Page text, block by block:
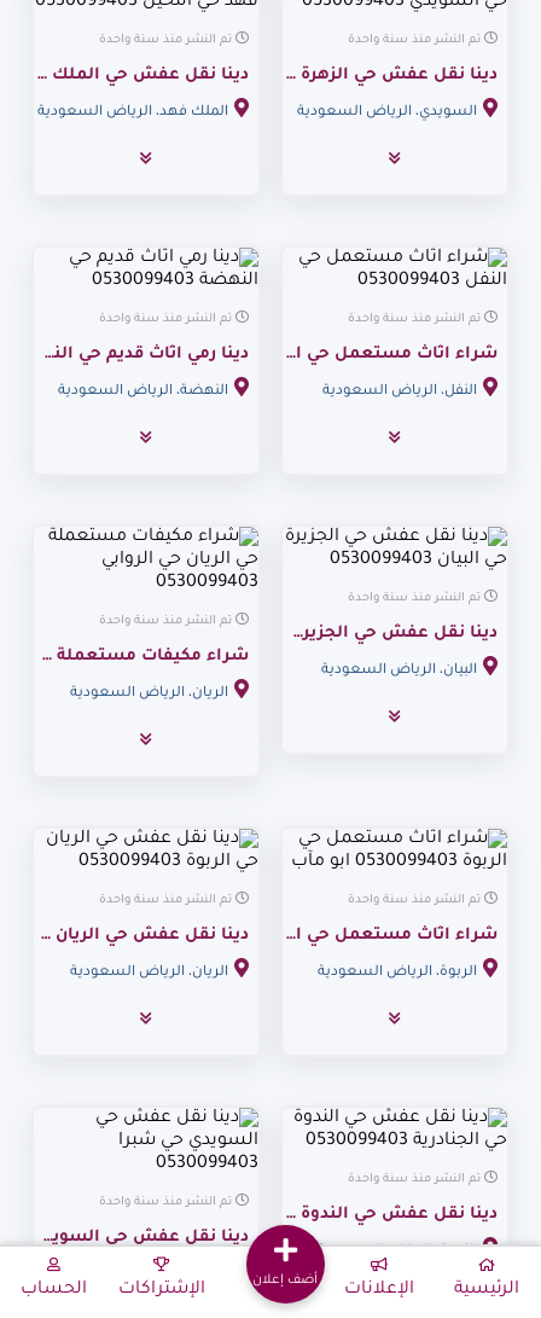
تم النشر منذ سنة واحدة
دينا نقل عفش حي الزهرة حي السويدي 0530099403
السويدي، الرياض السعودية
تم النشر منذ سنة واحدة
دينا نقل عفش حي الملك فهد حي النخيل 0530099403
الملك فهد، الرياض السعودية
تم النشر منذ سنة واحدة
شراء اثاث مستعمل حي النفل 0530099403
النفل، الرياض السعودية
تم النشر منذ سنة واحدة
دينا رمي اثاث قديم حي النهضة 0530099403
النهضة، الرياض السعودية
تم النشر منذ سنة واحدة
دينا نقل عفش حي الجزيرة حي البيان 0530099403
البيان، الرياض السعودية
تم النشر منذ سنة واحدة
شراء مكيفات مستعملة حي الريان حي الروابي 0530099403
الريان، الرياض السعودية
تم النشر منذ سنة واحدة
شراء اثاث مستعمل حي الربوة 0530099403 ابو مآب
الربوة، الرياض السعودية
تم النشر منذ سنة واحدة
دينا نقل عفش حي الريان حي الربوة 0530099403
الريان، الرياض السعودية
تم النشر منذ سنة واحدة
دينا نقل عفش حي الندوة حي الجنادرية 0530099403
الندوة، الرياض السعودية
تم النشر منذ سنة واحدة
دينا نقل عفش حي السويدي حي شبرا 0530099403
شبرا، الرياض السعودية
الرئيسية الإعلانات
أضف إعلان
الإشتراكات الحساب